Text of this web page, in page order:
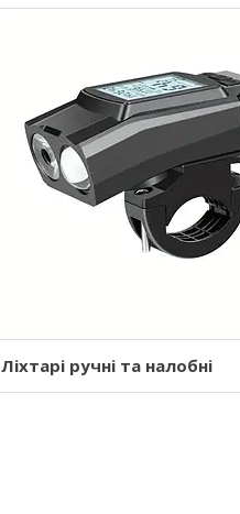
Ліхтарі ручні та налобні